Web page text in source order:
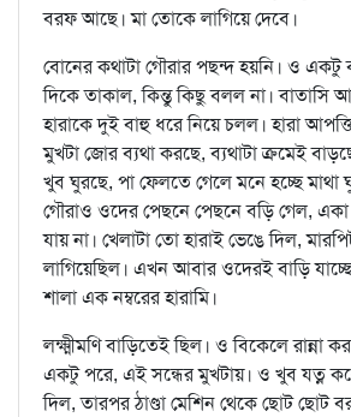
বরফ আছে। মা তোকে লাগিয়ে দেবে।
বোনের কথাটা গৌরার পছন্দ হয়নি। ও একটু
দিকে তাকাল, কিন্তু কিছু বলল না। বাতাসি
হারাকে দুই বাহু ধরে নিয়ে চলল। হারা
মুখটা জোর ব্যথা করছে, ব্যথাটা ক্রমেই
খুব ঘুরছে, পা ফেলতে গেলে মনে হচ্ছে মাথা
গৌরাও ওদের পেছনে পেছনে বড়ি গেল,
যায় না। খেলাটা তো হারাই ভেঙে দিল,
লাগিয়েছিল। এখন আবার ওদেরই বাড়ি
শালা এক নম্বরের হারামি।
লক্ষ্মীমণি বাড়িতেই ছিল। ও বিকেলে
একটু পরে, এই সন্ধের মুখটায়। ও খুব যত্ন
দিল, তারপর ঠাণ্ডা মেশিন থেকে ছোট ছোট